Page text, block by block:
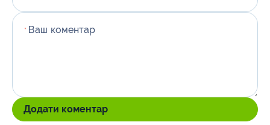
* Ваш коментар
Додати коментар